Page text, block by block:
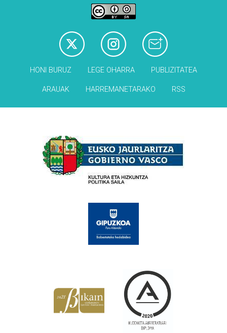
HONI BURUZ LEGE OHARRA PUBLIZITATEA
ARAUAK HARREMANETARAKO RSS